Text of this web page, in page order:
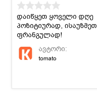
დაიწყეთ ყოველი დღე
პოზიტიურად, ისაუზმეთ
ფრანგულად!
ავტორი:
tomato